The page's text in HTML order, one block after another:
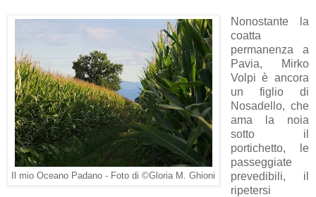
Il mio Oceano Padano - Foto di ©Gloria M. Ghioni
Nonostante la
coatta
permanenza a
Pavia, Mirko
Volpi è ancora
un figlio di
Nosadello, che
ama la noia
sotto il
portichetto, le
passeggiate
prevedibili, il
ripetersi